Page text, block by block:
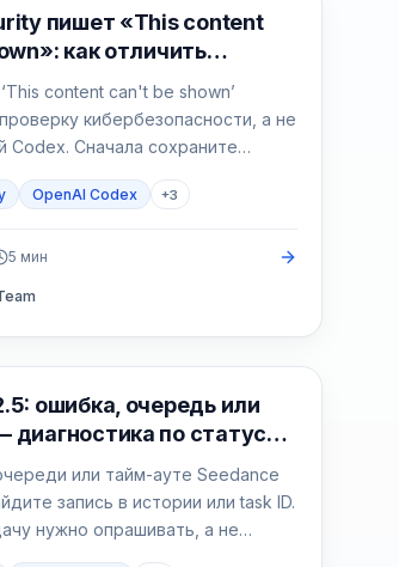
пишет «This content
как отличить
от сбояcontent can't be shown’
кибербезопасности, а не
Codex. Сначала сохраните
авторизацию и сузьте
OpenAI Codex +3
5 мин
ошибка, очередь или
диагностика по статусу
или тайм-ауте Seedance
запись в истории или task ID.
нужно опрашивать, а не